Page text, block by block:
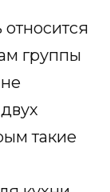
относится
группы
такие